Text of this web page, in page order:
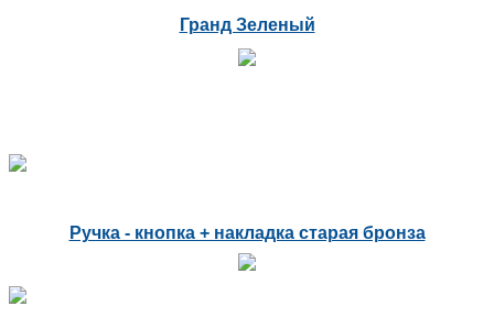
Гранд Зеленый
Ручка - кнопка + накладка старая бронза